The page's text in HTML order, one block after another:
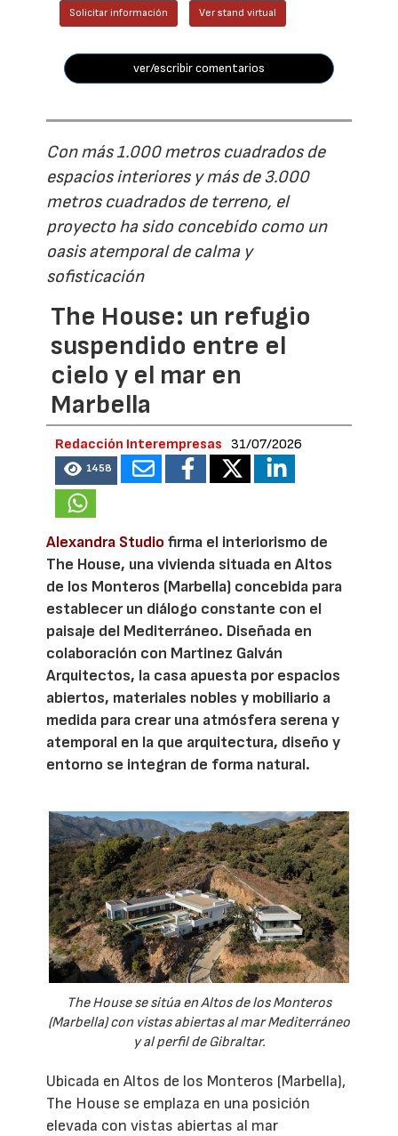
Solicitar información Ver stand virtual
ver/escribir comentarios
Con más 1.000 metros cuadrados de
espacios interiores y más de 3.000
metros cuadrados de terreno, el
proyecto ha sido concebido como un
oasis atemporal de calma y
sofisticación
The House: un refugio
suspendido entre el
cielo y el mar en
Marbella
Redacción Interempresas 31/07/2026
1458
Alexandra Studio firma el interiorismo de
The House, una vivienda situada en Altos
de los Monteros (Marbella) concebida para
establecer un diálogo constante con el
paisaje del Mediterráneo. Diseñada en
colaboración con Martinez Galván
Arquitectos, la casa apuesta por espacios
abiertos, materiales nobles y mobiliario a
medida para crear una atmósfera serena y
atemporal en la que arquitectura, diseño y
entorno se integran de forma natural.
The House se sitúa en Altos de los Monteros
(Marbella) con vistas abiertas al mar Mediterráneo
y al perfil de Gibraltar.
Ubicada en Altos de los Monteros (Marbella),
The House se emplaza en una posición
elevada con vistas abiertas al mar